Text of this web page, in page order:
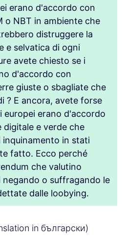
erano d'accordo con
o NBT in ambiente che
distruggere la
e selvatica di ogni
avete chiesto se i
d'accordo con
giuste o sbagliate che
? E ancora, avete forse
europei erano d'accordo
digitale e verde che
inquinamento in stati
fatto. Ecco perché
che valutino
o suffragando le
dalle loobying.
in български)